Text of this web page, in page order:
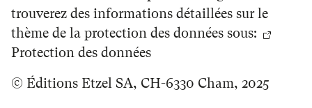
trouverez des informations détaillées sur le
thème de la protection des données sous:
Protection des données
© Éditions Etzel SA, CH-6330 Cham, 2025